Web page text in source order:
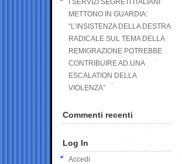
I SERVIZI SEGRETI ITALIANI
METTONO IN GUARDIA:
“L’INSISTENZA DELLA DESTRA
RADICALE SUL TEMA DELLA
REMIGRAZIONE POTREBBE
CONTRIBUIRE AD UNA
ESCALATION DELLA
VIOLENZA”
Commenti recenti
Log In
Accedi